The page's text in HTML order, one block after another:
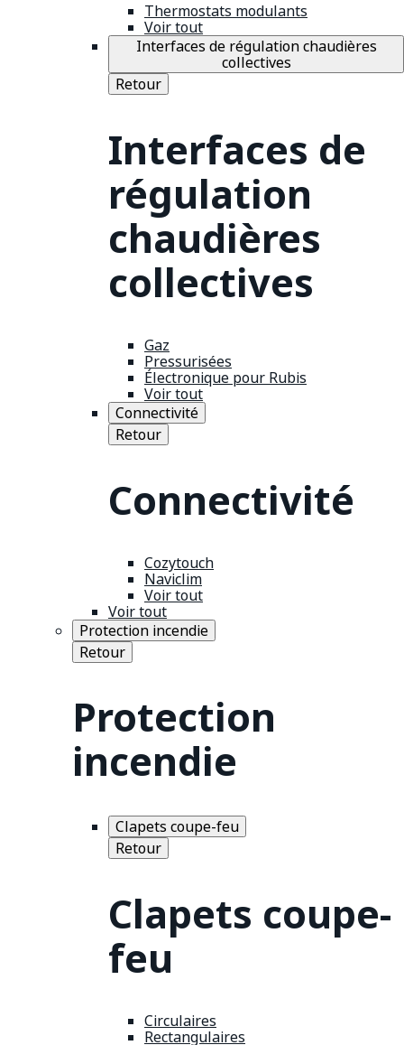
Thermostats modulants
Voir tout
Interfaces de régulation chaudières
collectives
Retour
Interfaces de
régulation
chaudières
collectives
Gaz
Pressurisées
Électronique pour Rubis
Voir tout
Connectivité
Retour
Connectivité
Cozytouch
Naviclim
Voir tout
Voir tout
Protection incendie
Retour
Protection
incendie
Clapets coupe-feu
Retour
Clapets coupe-
feu
Circulaires
Rectangulaires